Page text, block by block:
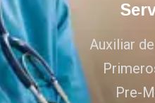
Auxiliar
Pre-